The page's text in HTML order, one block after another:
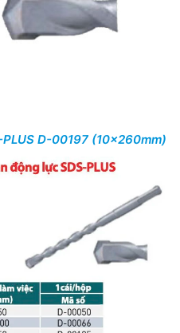
D-00197 (10x260mm)